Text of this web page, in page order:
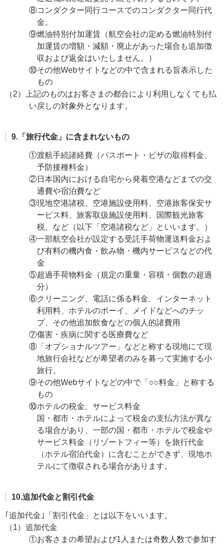
⑧コンダクター同行コースでのコンダクター同行代
金。
⑨燃油特別付加運賃（航空会社の定める燃油特別付
加運賃の増額・減額・廃止があった場合も追加徴
収および返金はいたしません。）
⑩その他Webサイトなどの中で含まれる旨表示した
もの
（2）上記のものはお客さまの都合により利用しなくても払
い戻しの対象外となります。
9.「旅行代金」に含まれないもの
①渡航手続諸経費（パスポート・ビザの取得料金、
予防接種料金）
②日本国内における自宅から発着空港などまでの交
通費や宿泊費など
③現地空港諸税、空港施設使用料、空港旅客保安サ
ービス料、旅客取扱施設使用料、国際観光旅客
税、など（以下「空港諸税など」といいます。）
④一部航空会社が設定する受託手荷物運送料金およ
び有料の機内食・飲み物・機内サービスなどの代
金
⑤超過手荷物料金（規定の重量・容積・個数の超過
分）
⑥クリーニング、電話に係る料金、インターネット
利用料、ホテルのボーイ、メイドなどへのチッ
プ、その他追加飲食などの個人的諸費用
⑦傷害・疾病に関する医療費など
⑧「オプショナルツアー」などと称する現地にて現
地旅行会社などが希望者のみを募って実施する小
旅行。
⑨その他Webサイトなどの中で「○○料金」と称する
もの
⑩ホテルの税金、サービス料金
国・都市・ホテルによって税金の支払方法が異な
る場合があり、一部の国・都市・ホテルで税金や
サービス料金（リゾートフィー等）を旅行代金
（ホテル宿泊代金）に含むことができず、現地ホ
テルにて徴収される場合があります。
10.追加代金と割引代金
｢追加代金｣「割引代金」とは以下をいいます。
（1）追加代金
①お客さまの希望および1人または奇数人数で参加す